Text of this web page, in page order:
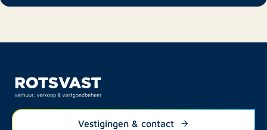
Vestigingen & contact